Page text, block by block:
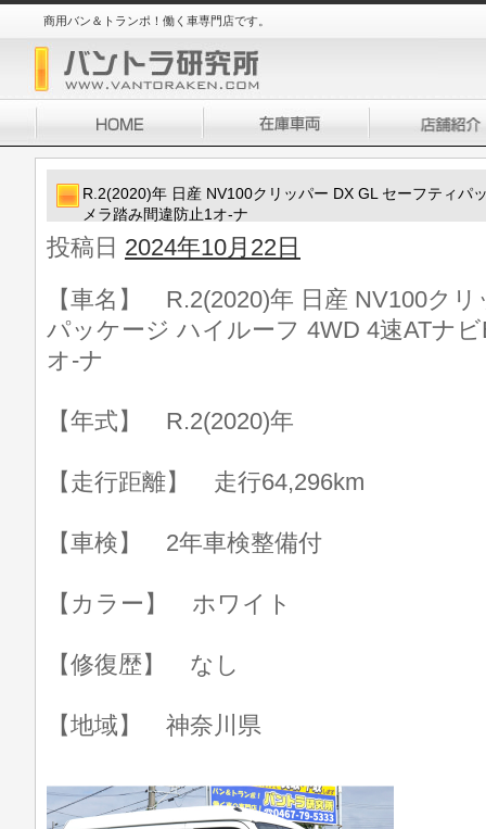
商用バン＆トランポ！働く車専門店です。
R.2(2020)年 日産 NV100クリッパー DX GL セーフティパ
メラ踏み間違防止1オ-ナ
投稿日 2024年10月22日
【車名】 R.2(2020)年 日産 NV100ク
パッケージ ハイルーフ 4WD 4速ATナ
オ-ナ
【年式】 R.2(2020)年
【走行距離】 走行64,296km
【車検】 2年車検整備付
【カラー】 ホワイト
【修復歴】 なし
【地域】 神奈川県